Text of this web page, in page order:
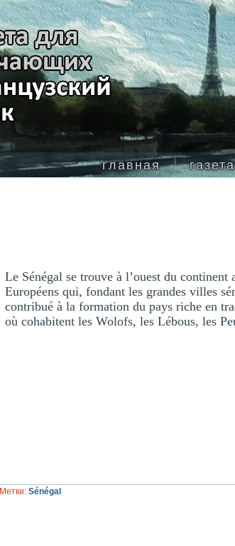
главная газета
Le Sénégal se trouve à l’ouest du
Européens qui, fondant les grandes villes
contribué à la formation du pays riche en
où cohabitent les Wolofs, les Lébous, les
Метки: Sénégal